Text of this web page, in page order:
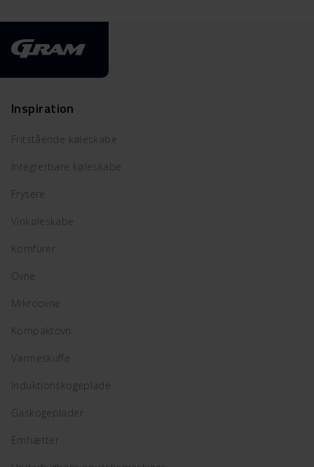
Inspiration
Fritstående køleskabe
Integrerbare køleskabe
Frysere
Vinkøleskabe
Komfurer
Ovne
Mikroovne
Kompaktovn
Varmeskuffe
Induktionskogeplade
Gaskogeplader
Emhætter